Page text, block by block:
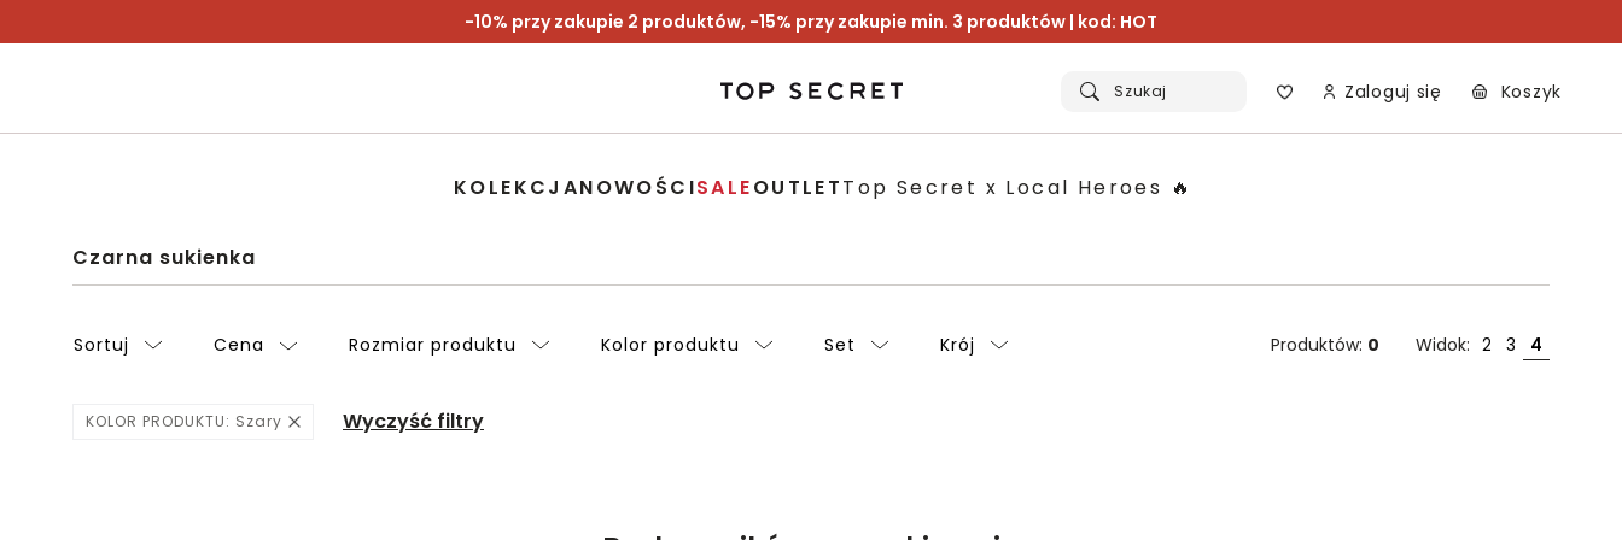
-10% przy zakupie 2 produktów, -15% przy zakupie min. 3 produktów | kod: HOT
Szukaj Zaloguj się Koszyk
KOLEKCJANOWOŚCISALEOUTLETTop Secret x Local Heroes 🔥
Czarna sukienka
Sortuj Cena Rozmiar produktu Kolor produktu Set Krój
KOLOR PRODUKTU: Szary Wyczyść filtry
Produktów: 0 Widok: 2 3 4